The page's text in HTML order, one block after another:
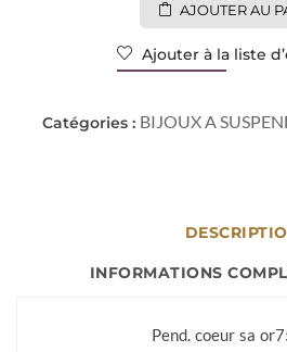
AJOUTER AU
Ajouter à la liste
Catégories : BIJOUX A
INFORMATIONS
Pend. coeur sa